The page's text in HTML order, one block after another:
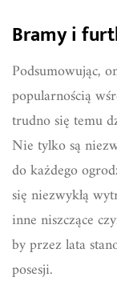
Bramy i
Podsumowując,
popularnością
trudno się temu
Nie tylko są
do każdego
się niezwykłą
inne niszczące
by przez lata
posesji.